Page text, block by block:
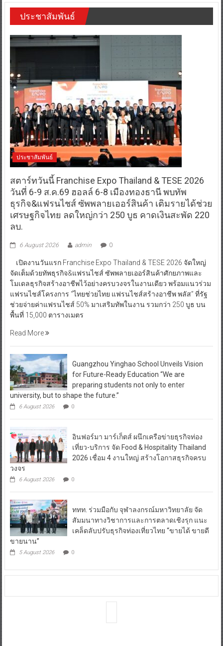
ประชาสัมพันธ์
ประชาสัมพันธ์
สตาร์ทวันนี้ Franchise Expo Thailand & TESE 2026
วันที่ 6-9 ส.ค.69 ฮอลล์ 6-8 เมืองทองธานี พบทัพ
ธุรกิจ&แฟรนไชส์ ซัพพลายเออร์สินค้า เติมรายได้ช่วย
เศรษฐกิจไทย ลดใหญ่กว่า 250 บูธ คาดเงินสะพัด 220
ลบ.
6 August 2026 admin 0
เปิดงานวันแรก Franchise Expo Thailand & TESE 2026 จัดใหญ่
จัดเต็มด้วยทัพธุรกิจ&แฟรนไชส์ ซัพพลายเออร์สินค้าศักยภาพและ
โมเดลธุรกิจสร้างอาชีพไว้อย่างครบวงจรในงานเดียว พร้อมแนวร่วม
แฟรนไชส์โครงการ “ไทยช่วยไทย แฟรนไชส์สร้างอาชีพ พลัส” ที่รัฐ
ช่วยจ่ายค่าแฟรนไชส์ 50% มาเสริมทัพในงาน รวมกว่า 250 บูธ บน
พื้นที่ 15,000 ตารางเมตร
Read More
Guangzhou Yinghao School Unveils Vision
for Future-Ready Education “We are
preparing students not only to enter
university, but to shape the future.”
6 August 2026 0
อินฟอร์มา มาร์เก็ตส์ ผนึกเครือข่ายธุรกิจท่อง
เที่ยว-บริการ จัด Food & Hospitality Thailand
2026 เชื่อม 4 งานใหญ่ สร้างโอกาสธุรกิจครบ
วงจร
6 August 2026 0
ททท. ร่วมมือกับ จุฬาลงกรณ์มหาวิทยาลัย จัด
สัมมนาทางวิชาการและการตลาดเชิงรุก แนะ
เคล็ดลับปรับธุรกิจท่องเที่ยวไทย “ขายได้ ขายดี
ขายนาน”
5 August 2026 0